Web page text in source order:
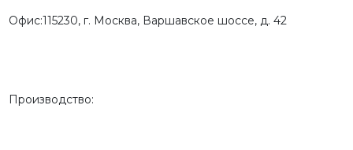
LIGUM В МИРЕ
Офис:115230, г. Москва, Варшавское шоссе, д. 42
Производство: